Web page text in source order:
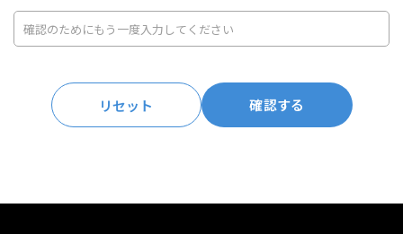
リセット 確認する